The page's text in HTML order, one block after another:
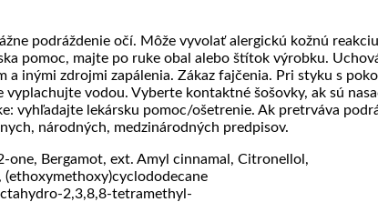
podráždenie očí. Môže vyvolať alergickú kožnú
pomoc, majte po ruke obal alebo štítok výrobku.
inými zdrojmi zapálenia. Zákaz fajčenia. Pri styku s
vodou. Vyberte kontaktné šošovky, ak sú
vyhľadajte lekársku pomoc/ošetrenie. Ak pretrváva
národných, medzinárodných predpisov.
Bergamot, ext. Amyl cinnamal, Citronellol,
2,3,8,8-tetramethyl-